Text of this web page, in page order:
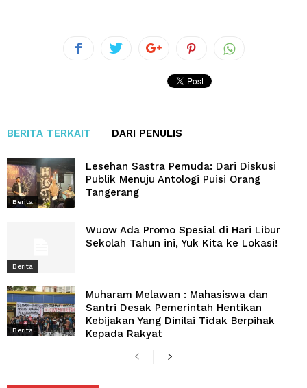
BERITA TERKAIT DARI PENULIS
Berita
Lesehan Sastra Pemuda: Dari Diskusi
Publik Menuju Antologi Puisi Orang
Tangerang
Berita
Wuow Ada Promo Spesial di Hari Libur
Sekolah Tahun ini, Yuk Kita ke Lokasi!
Berita
Muharam Melawan : Mahasiswa dan
Santri Desak Pemerintah Hentikan
Kebijakan Yang Dinilai Tidak Berpihak
Kepada Rakyat